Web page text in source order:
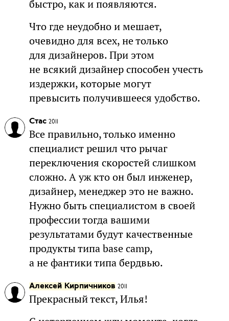
быстро, как и появляются.
Что где неудобно и мешает,
очевидно для всех, не только
для дизайнеров. При этом
не всякий дизайнер способен учесть
издержки, которые могут
превысить получившееся удобство.
Стас 2011
Все правильно, только именно
специалист решил что рычаг
переключения скоростей слишком
сложно. А уж кто он был инженер,
дизайнер, менеджер это не важно.
Нужно быть специалистом в своей
профессии тогда вашими
результатами будут качественные
продукты типа base camp,
а не фантики типа бердвью.
Алексей Кирпичников 2011
Прекрасный текст, Илья!